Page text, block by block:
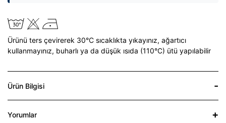
Ürünü ters çevirerek 30°C sıcaklıkta yıkayınız, ağartıcı
kullanmayınız, buharlı ya da düşük ısıda (110°C) ütü yapılabilir
Ürün Bilgisi
Yorumlar